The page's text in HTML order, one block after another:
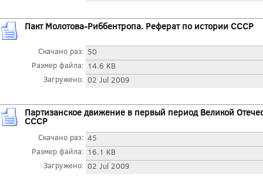
Пакт Молотова-Риббентропа. Реферат по истории СССР
Скачано раз: 50
Размер файла: 14.6 KB
Загружено: 02 Jul 2009
Партизанское движение в первый период Великой
СССР
Скачано раз: 45
Размер файла: 16.1 KB
Загружено: 02 Jul 2009